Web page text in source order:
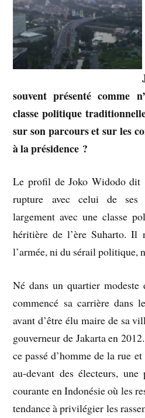
souvent présenté comme
classe politique
sur son parcours et sur les
à la présidence ?
Le profil de Joko Widodo dit
rupture avec celui de ses
largement avec une classe
héritière de l’ère Suharto. Il
l’armée, ni du sérail politique,
Né dans un quartier
commencé sa carrière dans
avant d’être élu maire de sa
gouverneur de Jakarta en
ce passé d’homme de la rue
au-devant des électeurs, une
courante en Indonésie où les
tendance à privilégier les